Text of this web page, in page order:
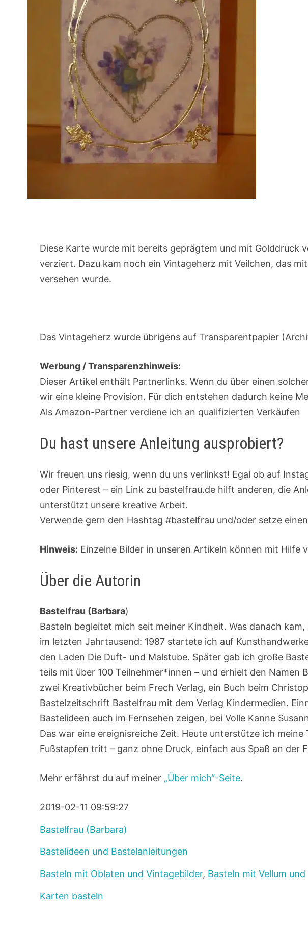
Diese Karte wurde mit bereits geprägtem und mit Golddruck
verziert. Dazu kam noch ein Vintageherz mit Veilchen, das
versehen wurde.
Das Vintageherz wurde übrigens auf Transparentpapier
Werbung / Transparenzhinweis:
Dieser Artikel enthält Partnerlinks. Wenn du über einen
wir eine kleine Provision. Für dich entstehen dadurch keine
Als Amazon-Partner verdiene ich an qualifizierten Verkäufen
Du hast unsere Anleitung ausprobiert?
Wir freuen uns riesig, wenn du uns verlinkst! Egal ob auf
oder Pinterest – ein Link zu bastelfrau.de hilft anderen, die
unterstützt unsere kreative Arbeit.
Verwende gern den Hashtag #bastelfrau und/oder setze
Hinweis: Einzelne Bilder in unseren Artikeln können mit Hilfe
Über die Autorin
Bastelfrau (Barbara)
Basteln begleitet mich seit meiner Kindheit. Was danach
im letzten Jahrtausend: 1987 startete ich auf
den Laden Die Duft- und Malstube. Später gab ich große
teils mit über 100 Teilnehmer*innen – und erhielt den Namen
zwei Kreativbücher beim Frech Verlag, ein Buch beim
Bastelzeitschrift Bastelfrau mit dem Verlag Kindermedien.
Bastelideen auch im Fernsehen zeigen, bei Volle Kanne
Das war eine ereignisreiche Zeit. Heute unterstütze ich meine
Fußstapfen tritt – ganz ohne Druck, einfach aus Spaß an der
Mehr erfährst du auf meiner „Über mich“-Seite.
2019-02-11 09:59:27
Bastelfrau (Barbara)
Bastelideen und Bastelanleitungen
Basteln mit Oblaten und Vintagebilder, Basteln mit Vellum
Karten basteln